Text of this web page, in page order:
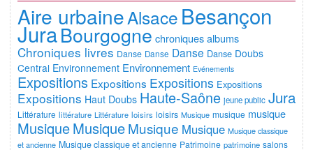
Aire urbaineAlsace Besançon
JuraBourgogne chroniques albums
Chroniques livres Danse Danse Danse Danse Doubs
Central Environnement Environnement Evénements
Expositions Expositions Expositions Expositions
Expositions Haut Doubs Haute-Saône jeune public Jura
Littérature littérature Littérature loisirs loisirs Musique musique musique
MusiqueMusiqueMusique Musique Musique classique
et ancienne Musique classique et ancienne Patrimoine patrimoine salons